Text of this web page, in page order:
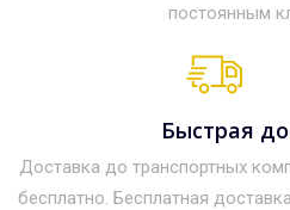
постоянным
Быстрая
Доставка до транспортных
бесплатно. Бесплатная